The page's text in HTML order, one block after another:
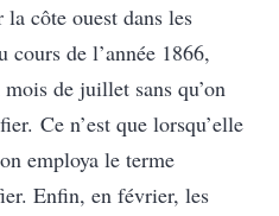
côte ouest dans les
cours de l’année 1866,
de juillet sans qu’on
Ce n’est que lorsqu’elle
employa le terme
Enfin, en février, les